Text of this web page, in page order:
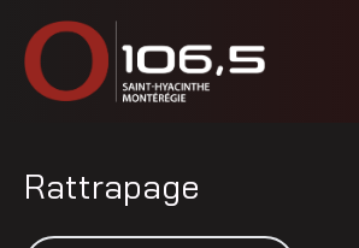
Rattrapage